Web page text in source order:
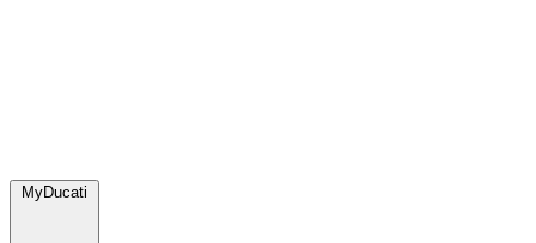
MyDucati